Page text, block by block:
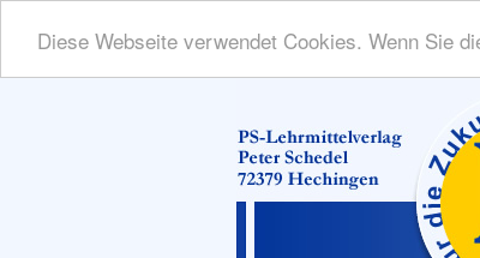
Diese Webseite verwendet Cookies. Wenn Sie